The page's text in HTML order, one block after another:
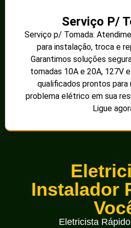
Serviço P/
Serviço p/ Tomada:
para instalação, troca e
Garantimos soluções
tomadas 10A e 20A, 127V
qualificados prontos para
problema elétrico em sua
Ligue
Instalador
Eletricista